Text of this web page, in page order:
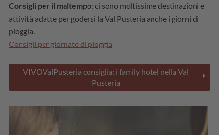
Consigli per il maltempo: ci sono moltissime destinazioni e
attività adatte per godersi la Val Pusteria anche i giorni di
pioggia.
Consigli per giornate di pioggia
VIVOValPusteria consiglia: i family hotel nella Val
Pusteria